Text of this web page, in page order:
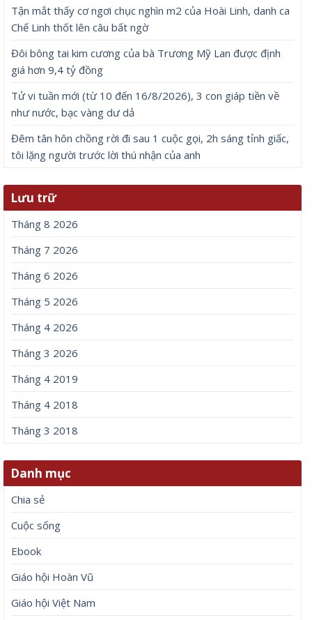
Tận mắt thấy cơ ngơi chục nghìn m2 của Hoài Linh, danh ca
Chế Linh thốt lên câu bất ngờ
Đôi bông tai kim cương của bà Trương Mỹ Lan được định
giá hơn 9,4 tỷ đồng
Tử vi tuần mới (từ 10 đến 16/8/2026), 3 con giáp tiền về
như nước, bạc vàng dư dả
Đêm tân hôn chồng rời đi sau 1 cuộc gọi, 2h sáng tỉnh giấc,
tôi lặng người trước lời thú nhận của anh
Lưu trữ
Tháng 8 2026
Tháng 7 2026
Tháng 6 2026
Tháng 5 2026
Tháng 4 2026
Tháng 3 2026
Tháng 4 2019
Tháng 4 2018
Tháng 3 2018
Danh mục
Chia sẻ
Cuộc sống
Ebook
Giáo hội Hoàn Vũ
Giáo hội Việt Nam